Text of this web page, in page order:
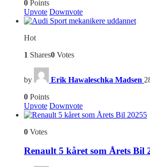
0 Points
Upvote Downvote
Hot
1 Shares0 Votes
by Erik Hawaleschka Madsen
0 Points
Upvote Downvote
5
0 Votes
Renault 5 kåret som Årets Bil